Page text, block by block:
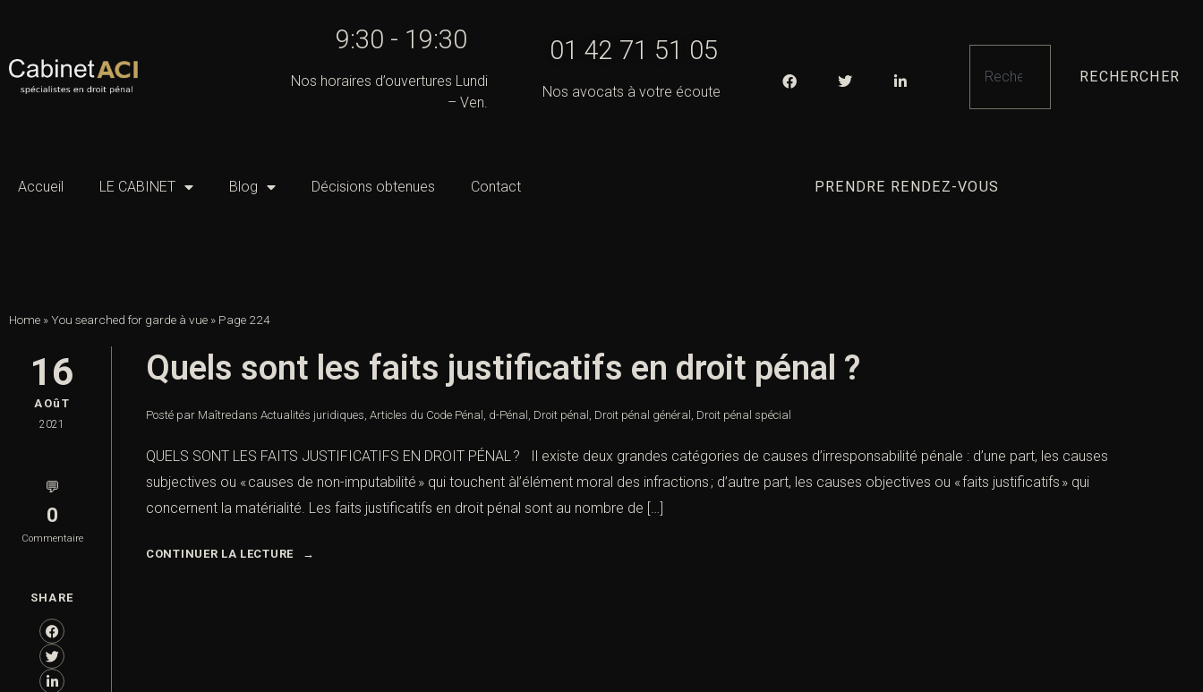
9:30 - 19:30
Nos horaires d’ouvertures Lundi
– Ven.
01 42 71 51 05
Nos avocats à votre écoute
RECHERCHER
Accueil LE CABINET Blog Décisions obtenues Contact PRENDRE RENDEZ-VOUS
Home »You searched for garde à vue » Page 224
16
AOûT
2021
💬
0
Commentaire
SHARE
Quels sont les faits justificatifs en droit pénal ?
Posté par Maîtredans Actualités juridiques, Articles du Code Pénal , d-Pénal , Droit pénal , Droit pénal général , Droit pénal spécial
QUELS SONT LES FAITS JUSTIFICATIFS EN DROIT PÉNAL ? Il existe deux grandes catégories de causes d’irresponsabilité pénale : d’une part, les causes
subjectives ou « causes de non-imputabilité » qui touchent àl’élément moral des infractions ; d’autre part, les causes objectives ou « faits justificatifs » qui
concernent la matérialité. Les faits justificatifs en droit pénal sont au nombre de […]
CONTINUER LA LECTURE